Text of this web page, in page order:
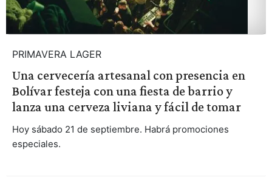
PRIMAVERA LAGER
Una cervecería artesanal con presencia en
Bolívar festeja con una fiesta de barrio y
lanza una cerveza liviana y fácil de tomar
Hoy sábado 21 de septiembre. Habrá promociones
especiales.